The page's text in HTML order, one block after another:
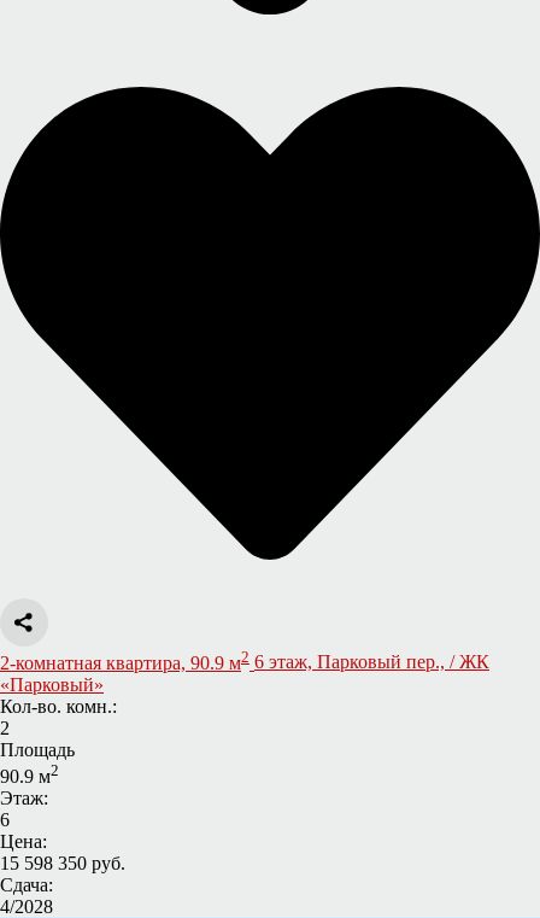
2-комнатная квартира, 90.9 м2 6 этаж, Парковый пер., / ЖК
«Парковый»
Кол-во. комн.:
2
Площадь
90.9 м2
Этаж:
6
Цена:
15 598 350 руб.
Сдача:
4/2028